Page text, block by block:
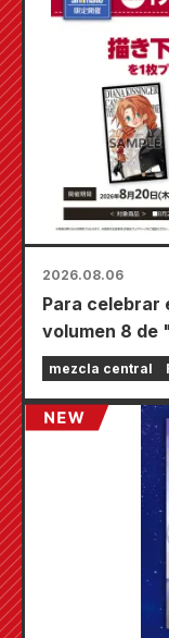
2026.08.06
Para celebrar
volumen 8 de
llevará a cabo
las tiendas
20 de agosto,
minitarjeta
mezcla central